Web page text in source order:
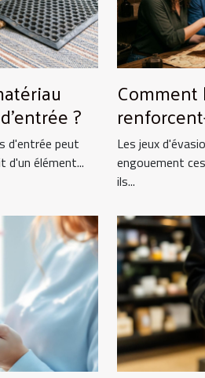
?
d'entrée peut
d'un élément...
Les jeux
engouement
ils...